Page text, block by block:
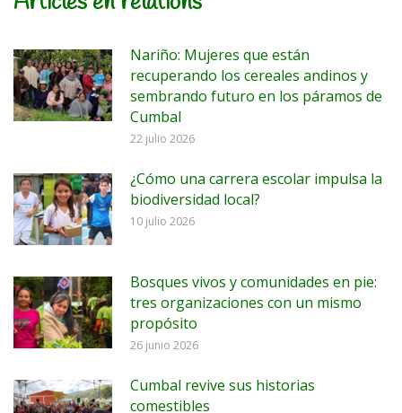
Nariño: Mujeres que están
recuperando los cereales andinos y
sembrando futuro en los páramos de
Cumbal
22 julio 2026
¿Cómo una carrera escolar impulsa la
biodiversidad local?
10 julio 2026
Bosques vivos y comunidades en pie:
tres organizaciones con un mismo
propósito
26 junio 2026
Cumbal revive sus historias
comestibles